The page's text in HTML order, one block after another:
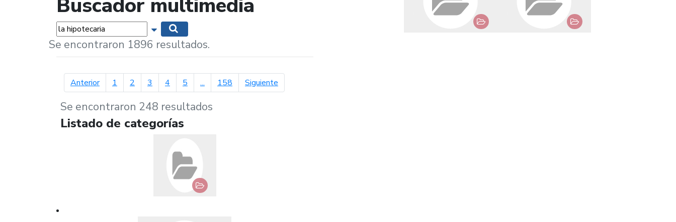
Buscador multimedia
Palabras... Mostrar opciones de búsqueda
Se encontraron 1896 resultados.
Anteriorpágina anterior
1 2 3 4 5 ... 158 Siguientepágina siguiente
Se encontraron 248 resultados
Listado de categorías